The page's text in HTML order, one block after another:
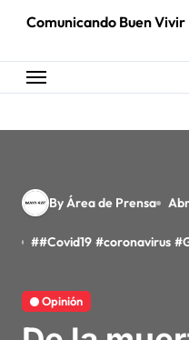
Comunicando Buen Vivir
By Área de Prensa
##Covid19 #coronavirus #
Opinión